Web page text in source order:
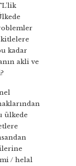
kadar
akli ve
ülkede
/ helal